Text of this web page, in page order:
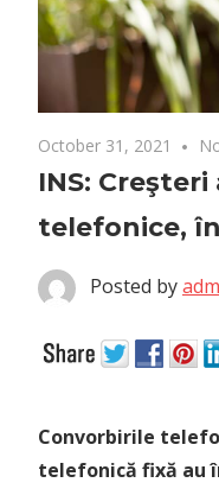
October 31, 2021
INS:
telefonice,
Posted by
Convorbirile
telefonică fixă au